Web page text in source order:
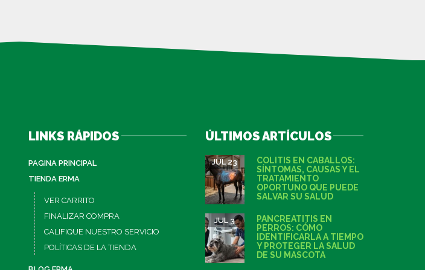
LINKS RÁPIDOS
PAGINA PRINCIPAL
TIENDA ERMA
VER CARRITO
FINALIZAR COMPRA
CALIFIQUE NUESTRO SERVICIO
POLÍTICAS DE LA TIENDA
ÚLTIMOS ARTÍCULOS
COLITIS EN CABALLOS:
SÍNTOMAS, CAUSAS Y EL
TRATAMIENTO
OPORTUNO QUE PUEDE
SALVAR SU SALUD
JUL 23
PANCREATITIS EN
PERROS: CÓMO
IDENTIFICARLA A TIEMPO
Y PROTEGER LA SALUD
DE SU MASCOTA
JUL 3